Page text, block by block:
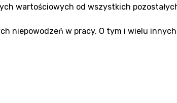
wartościowych od wszystkich
niepowodzeń w pracy. O tym i wielu